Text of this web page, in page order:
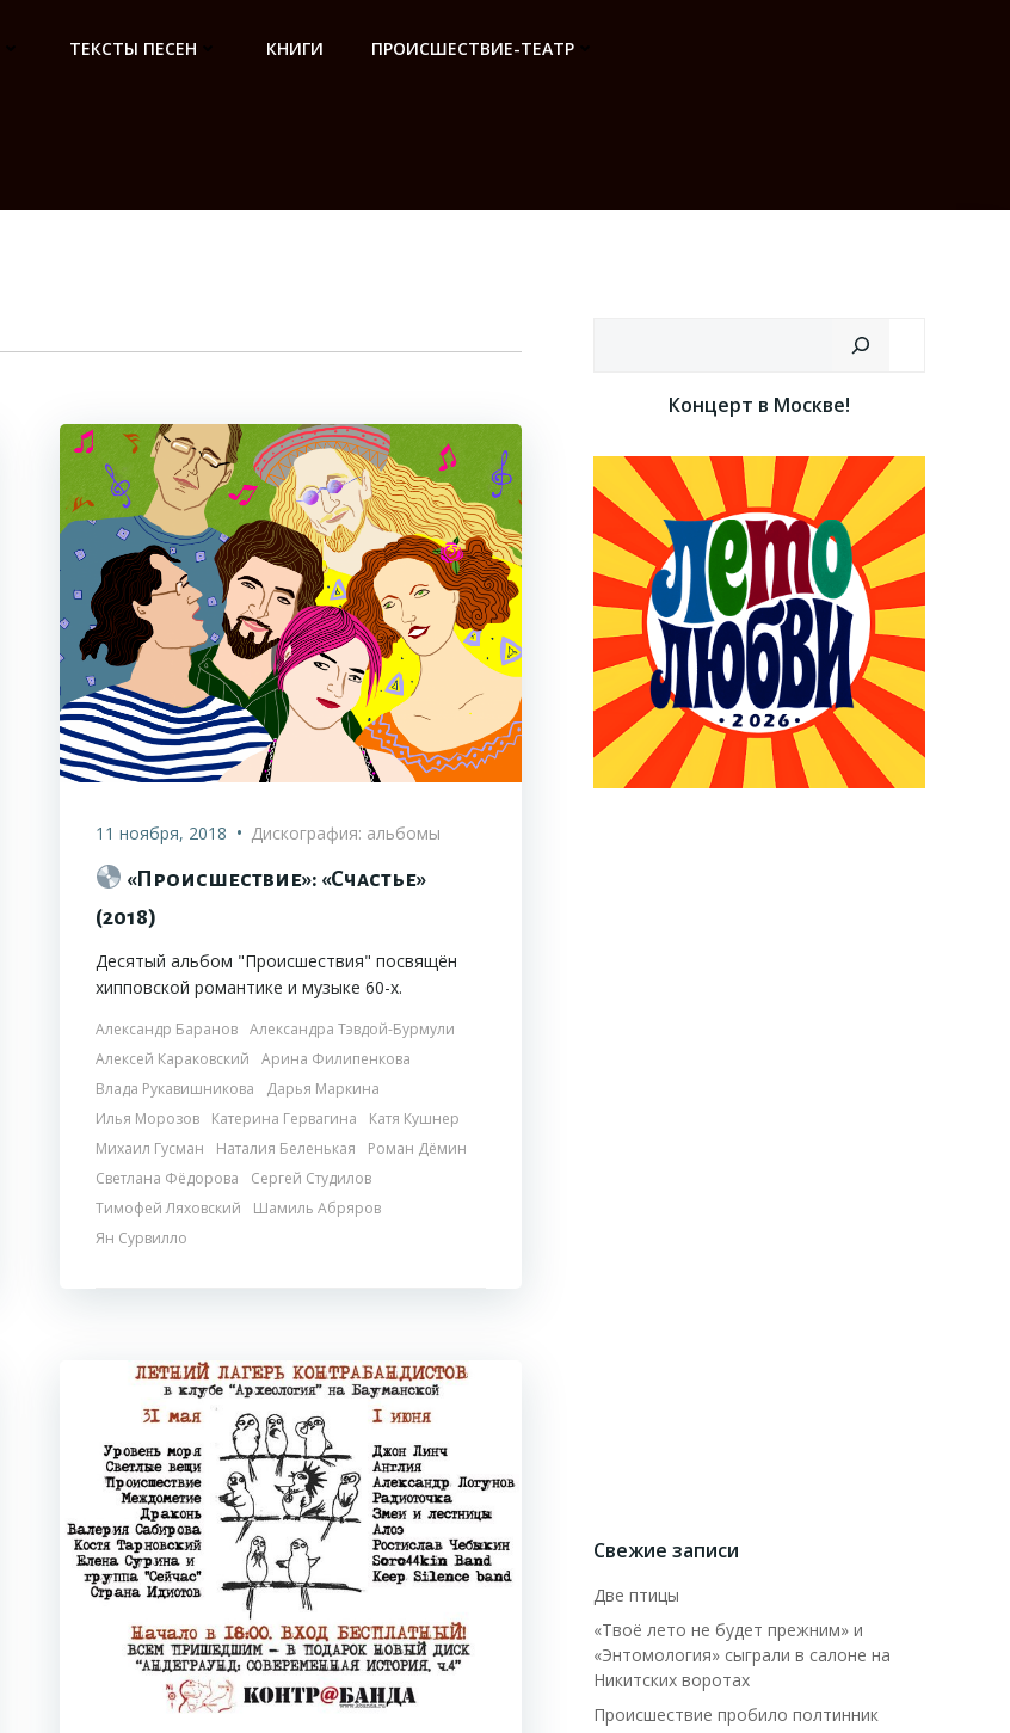
ТЕКСТЫ ПЕСЕН КНИГИ ПРОИСШЕСТВИЕ-ТЕАТР
11 ноября, 2018 • Дискография: альбомы
«Происшествие»: «Счастье»
(2018)
Десятый альбом "Происшествия" посвящён
хипповской романтике и музыке 60-х.
Александр Баранов Александра Тэвдой-Бурмули
Алексей Караковский
Арина Филипенкова
Влада Рукавишникова
Дарья Маркина
Илья Морозов
Катерина Гервагина
Катя Кушнер
Михаил Гусман
Наталия Беленькая
Роман Дёмин
Светлана Фёдорова
Сергей Студилов
Тимофей Ляховский
Шамиль Абряров
Ян Сурвилло
Концерт в Москве!
Свежие записи
Две птицы
«Твоё лето не будет прежним» и
«Энтомология» сыграли в салоне на
Никитских воротах
Происшествие пробило полтинник